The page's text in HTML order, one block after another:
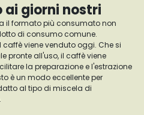
giorni nostri
il formato più consumato non
di consumo comune.
viene venduto oggi. Che si
pronte all'uso, il caffè viene
la preparazione e l'estrazione
è un modo eccellente per
al tipo di miscela di